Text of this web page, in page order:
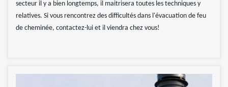
secteur il y a bien longtemps, il maitrisera toutes les techniques y
relatives. Si vous rencontrez des difficultés dans l'évacuation de feu
de cheminée, contactez-lui et il viendra chez vous!